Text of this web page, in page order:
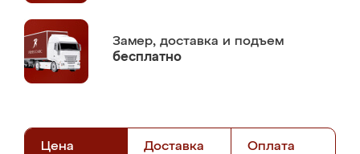
Замер, доставка и подъем
бесплатно
Цена Доставка Оплата